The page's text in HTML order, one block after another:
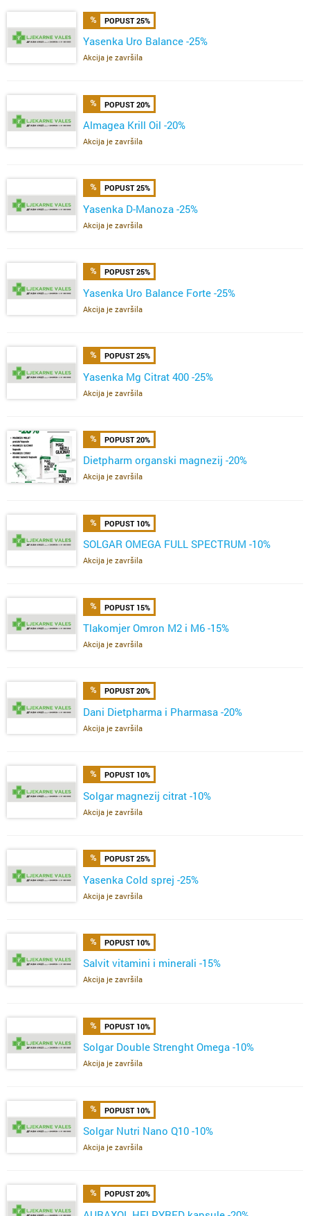
POPUST 25%
Yasenka Uro Balance -25%
Akcija je završila
POPUST 20%
Almagea Krill Oil -20%
Akcija je završila
POPUST 25%
Yasenka D-Manoza -25%
Akcija je završila
POPUST 25%
Yasenka Uro Balance Forte -25%
Akcija je završila
POPUST 25%
Yasenka Mg Citrat 400 -25%
Akcija je završila
POPUST 20%
Dietpharm organski magnezij -20%
Akcija je završila
POPUST 10%
SOLGAR OMEGA FULL SPECTRUM -10%
Akcija je završila
POPUST 15%
Tlakomjer Omron M2 i M6 -15%
Akcija je završila
POPUST 20%
Dani Dietpharma i Pharmasa -20%
Akcija je završila
POPUST 10%
Solgar magnezij citrat -10%
Akcija je završila
POPUST 25%
Yasenka Cold sprej -25%
Akcija je završila
POPUST 10%
Salvit vitamini i minerali -15%
Akcija je završila
POPUST 10%
Solgar Double Strenght Omega -10%
Akcija je završila
POPUST 10%
Solgar Nutri Nano Q10 -10%
Akcija je završila
POPUST 20%